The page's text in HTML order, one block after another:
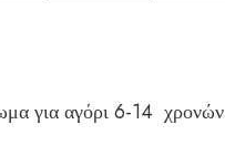
για αγόρι 6-14